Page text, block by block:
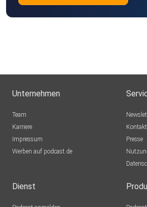
Unternehmen
Team
Karriere
Impressum
Werben auf podcast.de
Kontakt
Presse
Dienst